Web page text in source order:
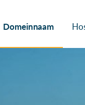
Domeinnaam